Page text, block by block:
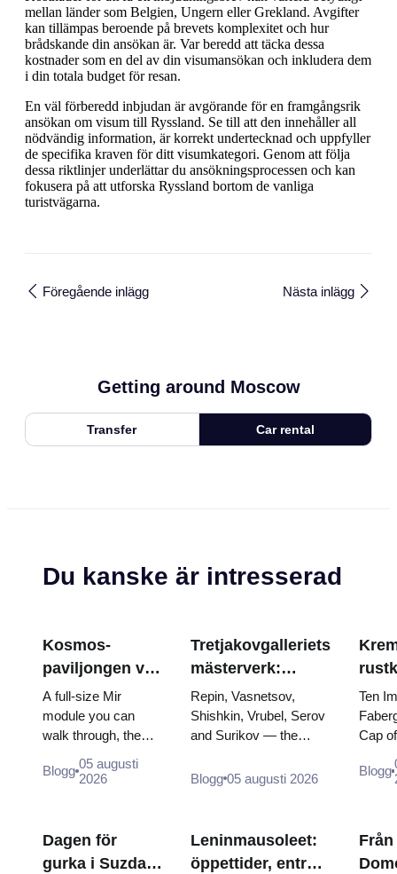
mellan länder som Belgien, Ungern eller Grekland. Avgifter
kan tillämpas beroende på brevets komplexitet och hur
brådskande din ansökan är. Var beredd att täcka dessa
kostnader som en del av din visumansökan och inkludera dem
i din totala budget för resan.
En väl förberedd inbjudan är avgörande för en framgångsrik
ansökan om visum till Ryssland. Se till att den innehåller all
nödvändig information, är korrekt undertecknad och uppfyller
de specifika kraven för ditt visumkategori. Genom att följa
dessa riktlinjer underlättar du ansökningsprocessen och kan
fokusera på att utforska Ryssland bortom de vanliga
turistvägarna.
Föregående inlägg Nästa inlägg
Getting around Moscow
Transfer Car rental
Du kanske är intresserad
Kosmos-
paviljongen vid
VDNKh: Inuti
Rysslands
största
rymdutställning
A full-size Mir
module you can
walk through, the
model, scorched
flight...
Blogg 05 augusti
2026
Tretjakovgalleriets
mästerverk:
målningarna som
är värda att
planera kring
Repin, Vasnetsov,
Shishkin, Vrubel, Serov
and Surikov — the
where they hang, and
Blogg 05 augusti 2026
Ten
Cap
of
Blogg
Dagen för
gurka i Suzdal
Leninmausoleet:
öppettider, entré
Från